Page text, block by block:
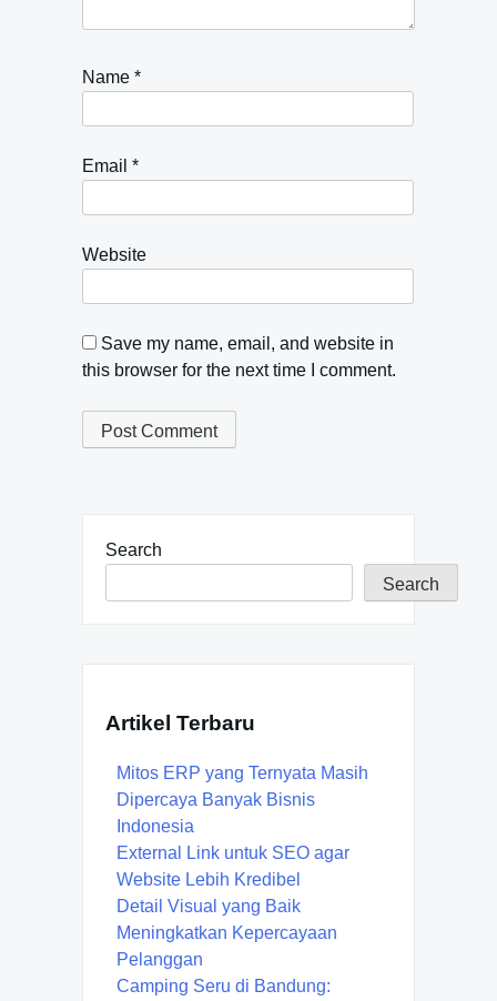
Name *
Email *
Website
Save my name, email, and website in
this browser for the next time I comment.
Search
Search
Artikel Terbaru
Mitos ERP yang Ternyata Masih
Dipercaya Banyak Bisnis
Indonesia
External Link untuk SEO agar
Website Lebih Kredibel
Detail Visual yang Baik
Meningkatkan Kepercayaan
Pelanggan
Camping Seru di Bandung: